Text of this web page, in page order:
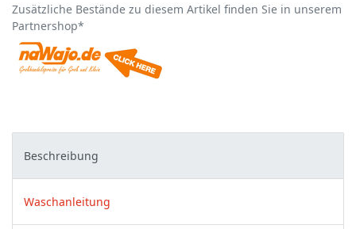
Zusätzliche Bestände zu diesem Artikel finden Sie in unserem
Partnershop*
Beschreibung
Waschanleitung